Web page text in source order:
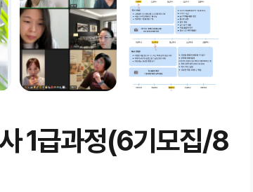
1급과정(6기모집/8